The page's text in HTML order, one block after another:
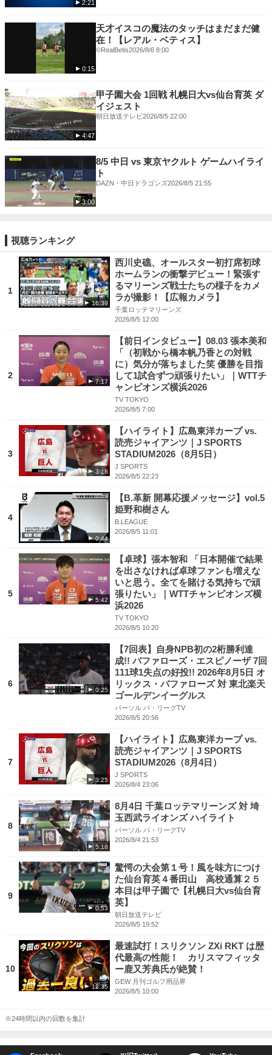
2:21
0:15
天才イスコの魔法のタッチはまだまだ健
在！【レアル・ベティス】
©RealBetis2026/8/6 8:00
4:47
甲子園大会 1回戦 札幌日大vs仙台育英 ダ
イジェスト
朝日放送テレビ2026/8/5 22:00
3:00
8/5 中日 vs 東京ヤクルト ゲームハイライ
ト
DAZN・中日ドラゴンズ2026/8/5 21:55
視聴ランキング
1
16:39
西川史礁、オールスター初打席初球
ホームランの衝撃デビュー！緊張す
るマリーンズ戦士たちの様子をカメ
ラが撮影！【広報カメラ】
千葉ロッテマリーンズ
2026/8/5 12:00
2
7:17
【前日インタビュー】08.03 張本美和
「（初戦から橋本帆乃香との対戦
に）気分が落ちました笑 優勝を目指
して1試合ずつ頑張りたい」｜WTTチ
ャンピオンズ横浜2026
TV TOKYO
2026/8/5 7:00
3
3:18
【ハイライト】広島東洋カープ vs.
読売ジャイアンツ｜J SPORTS
STADIUM2026（8月5日）
J SPORTS
2026/8/5 22:23
4
0:44
【B.革新 開幕応援メッセージ】vol.5
姫野和樹さん
B.LEAGUE
2026/8/5 11:01
5
5:42
【卓球】張本智和 「日本開催で結果
を出さなければ卓球ファンも増えな
いと思う。全てを賭ける気持ちで頑
張りたい」｜WTTチャンピオンズ横
浜2026
TV TOKYO
2026/8/5 10:20
6
0:25
【7回表】自身NPB初の2桁勝利達
成!! バファローズ・エスピノーザ 7回
111球1失点の好投!! 2026年8月5日 オ
リックス・バファローズ 対 東北楽天
ゴールデンイーグルス
パーソル パ・リーグTV
2026/8/5 20:56
7
3:25
【ハイライト】広島東洋カープ vs.
読売ジャイアンツ｜J SPORTS
STADIUM2026（8月4日）
J SPORTS
2026/8/4 23:06
8
5:18
8月4日 千葉ロッテマリーンズ 対 埼
玉西武ライオンズ ハイライト
パーソル パ・リーグTV
2026/8/4 21:53
9
0:53
驚愕の大会第１号！風を味方につけ
た仙台育英４番田山 高校通算２５
本目は甲子園で【札幌日大vs仙台育
英】
朝日放送テレビ
2026/8/5 19:52
10
12:35
最速試打！スリクソン ZXi RKT は歴
代最高の性能！ カリスマフィッタ
ー鹿又芳典氏が絶賛！
GEW 月刊ゴルフ用品界
2026/8/5 10:00
※24時間以内の回数を集計